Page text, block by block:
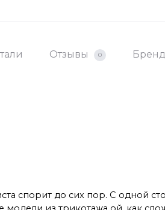
Отзывы 0 Бренд
спорит до сих пор. С одной